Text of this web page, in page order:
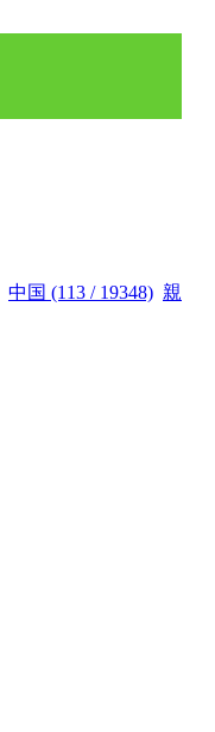
中国 (113 / 19348) 親